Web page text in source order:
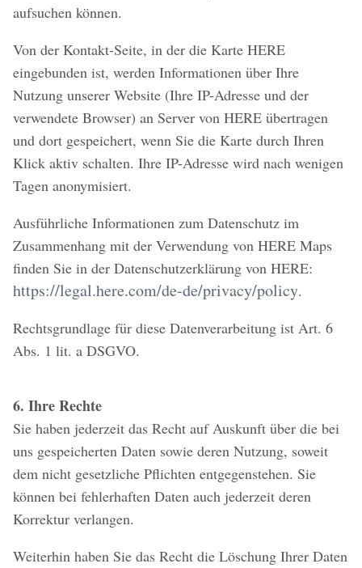
aufsuchen können.
Von der Kontakt-Seite, in der die Karte HERE
eingebunden ist, werden Informationen über Ihre
Nutzung unserer Website (Ihre IP-Adresse und der
verwendete Browser) an Server von HERE übertragen
und dort gespeichert, wenn Sie die Karte durch Ihren
Klick aktiv schalten. Ihre IP-Adresse wird nach wenigen
Tagen anonymisiert.
Ausführliche Informationen zum Datenschutz im
Zusammenhang mit der Verwendung von HERE Maps
finden Sie in der Datenschutzerklärung von HERE:
https://legal.here.com/de-de/privacy/policy.
Rechtsgrundlage für diese Datenverarbeitung ist Art. 6
Abs. 1 lit. a DSGVO.
6. Ihre Rechte
Sie haben jederzeit das Recht auf Auskunft über die bei
uns gespeicherten Daten sowie deren Nutzung, soweit
dem nicht gesetzliche Pflichten entgegenstehen. Sie
können bei fehlerhaften Daten auch jederzeit deren
Korrektur verlangen.
Weiterhin haben Sie das Recht die Löschung Ihrer Daten